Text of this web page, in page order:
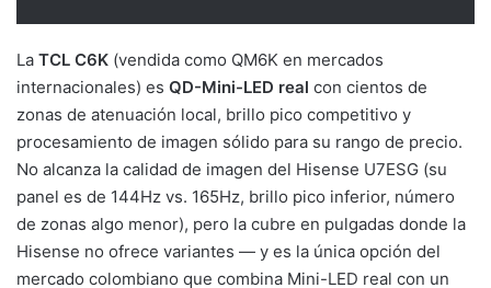
La TCL C6K (vendida como QM6K en mercados
internacionales) es QD-Mini-LED real con cientos de
zonas de atenuación local, brillo pico competitivo y
procesamiento de imagen sólido para su rango de precio.
No alcanza la calidad de imagen del Hisense U7ESG (su
panel es de 144Hz vs. 165Hz, brillo pico inferior, número
de zonas algo menor), pero la cubre en pulgadas donde la
Hisense no ofrece variantes — y es la única opción del
mercado colombiano que combina Mini-LED real con un